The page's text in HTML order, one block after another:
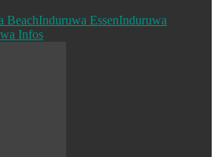
BeachInduruwa EssenInduruwa
Infos